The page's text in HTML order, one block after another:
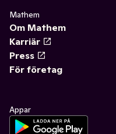
Mathem
Om Mathem
Karriär
Press
För företag
Appar